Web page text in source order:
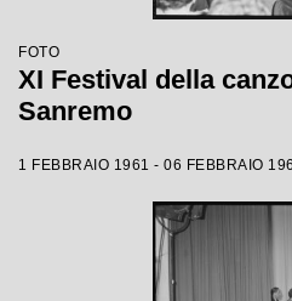
FOTO
XI Festival della
Sanremo
1 FEBBRAIO 1961 - 06 FEBBRAIO